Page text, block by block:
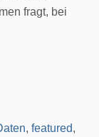
fragt, bei
,featured,